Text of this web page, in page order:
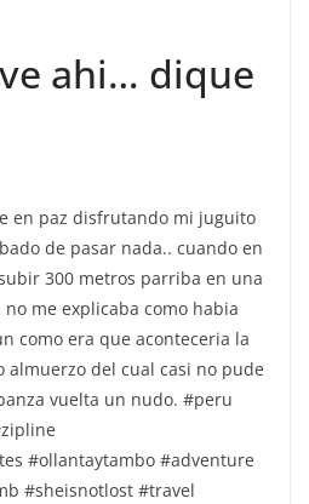
ahi… dique
en paz disfrutando mi juguito
de pasar nada.. cuando en
300 metros parriba en una
me explicaba como habia
como era que aconteceria la
almuerzo del cual casi no pude
vuelta un nudo. #peru
#ollantaytambo #adventure
#sheisnotlost #travel